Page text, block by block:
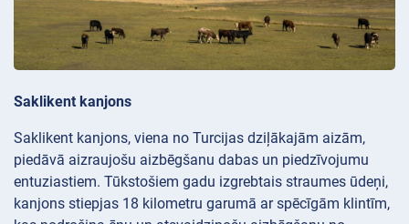
Saklikent kanjons
Saklikent kanjons, viena no Turcijas dziļākajām aizām,
piedāvā aizraujošu aizbēgšanu dabas un piedzīvojumu
entuziastiem. Tūkstošiem gadu izgrebtais straumes ūdeņi,
kanjons stiepjas 18 kilometru garumā ar spēcīgām klintīm,